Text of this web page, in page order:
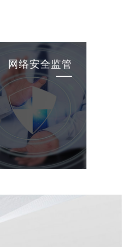
网络安全监管